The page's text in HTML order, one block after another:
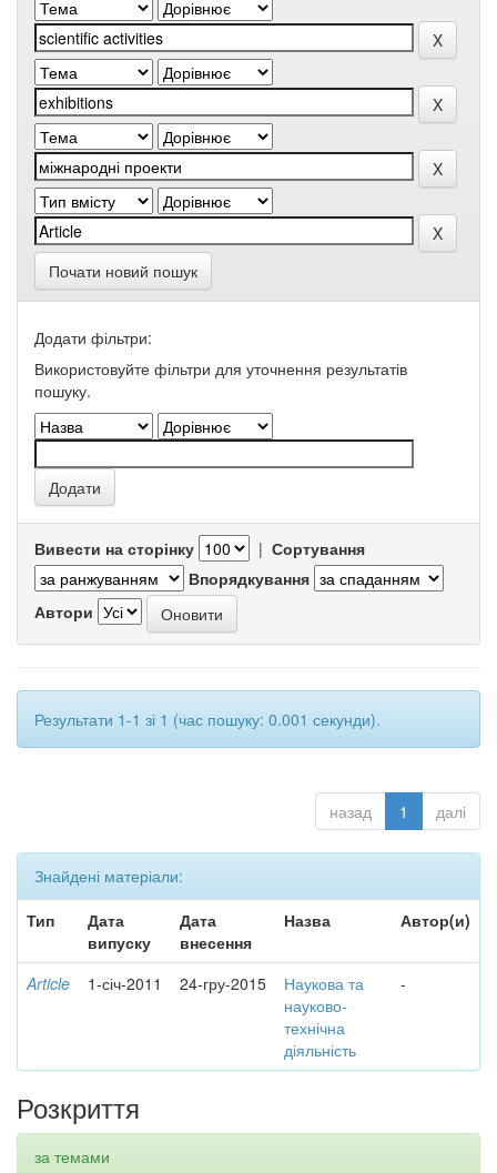
Почати новий пошук
Додати фільтри:
Використовуйте фільтри для уточнення результатів
пошуку.
Вивести на сторінку | Сортування
Впорядкування
Автори
Результати 1-1 зі 1 (час пошуку: 0.001 секунди).
назад 1 далі
Знайдені матеріали:
Тип
Дата
випуску
Дата
внесення
Назва Автор(и)
Article 1-січ-2011 24-гру-2015
Наукова та
науково-
технічна
діяльність
-
Розкриття
за темами